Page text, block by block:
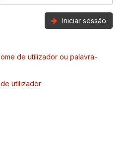
Iniciar sessão
de utilizador ou palavra-
utilizador